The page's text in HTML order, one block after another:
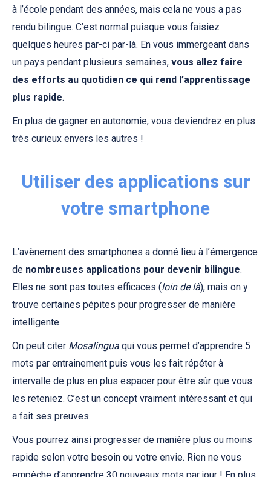
à l’école pendant des années, mais cela ne vous a pas
rendu bilingue. C’est normal puisque vous faisiez
quelques heures par-ci par-là. En vous immergeant dans
un pays pendant plusieurs semaines, vous allez faire
des efforts au quotidien ce qui rend l’apprentissage
plus rapide.
En plus de gagner en autonomie, vous deviendrez en plus
très curieux envers les autres !
Utiliser des applications sur
votre smartphone
L’avènement des smartphones a donné lieu à l’émergence
de nombreuses applications pour devenir bilingue.
Elles ne sont pas toutes efficaces (loin de là), mais on y
trouve certaines pépites pour progresser de manière
intelligente.
On peut citer Mosalingua qui vous permet d’apprendre 5
mots par entrainement puis vous les fait répéter à
intervalle de plus en plus espacer pour être sûr que vous
les reteniez. C’est un concept vraiment intéressant et qui
a fait ses preuves.
Vous pourrez ainsi progresser de manière plus ou moins
rapide selon votre besoin ou votre envie. Rien ne vous